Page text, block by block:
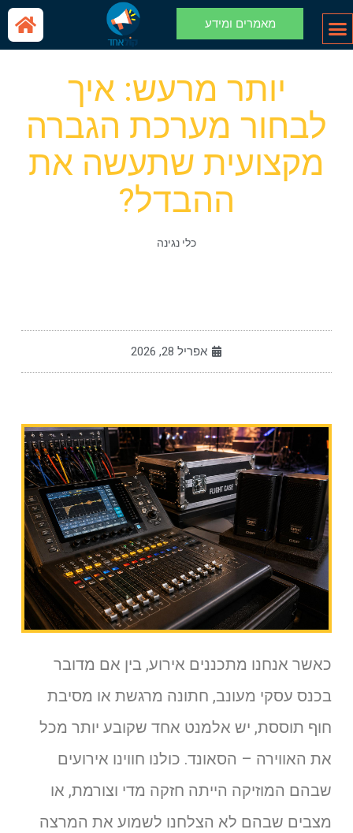
מאמרים ומידע
יותר מרעש: איך
לבחור מערכת הגברה
מקצועית שתעשה את
ההבדל?
כלי נגינה
אפריל 28, 2026
כאשר אנחנו מתכננים אירוע, בין אם מדובר
בכנס עסקי מעונב, חתונה מרגשת או מסיבת
חוף תוססת, יש אלמנט אחד שקובע יותר מכל
את האווירה – הסאונד. כולנו חווינו אירועים
שבהם המוזיקה הייתה חזקה מדי וצורמת, או
מצבים שבהם לא הצלחנו לשמוע את המרצה